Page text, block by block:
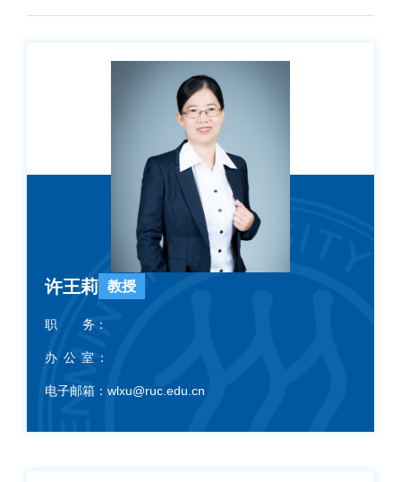
许王莉 教授
职 务：
办 公 室：
电子邮箱： wlxu@ruc.edu.cn